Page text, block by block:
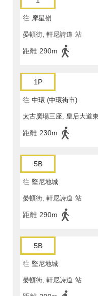
往 摩星嶺
晏頓街, 軒尼詩道 站
距離 290m
1P
往 中環 (中環街市)
太古廣場三座, 皇后大道東
距離 230m
5B
往 堅尼地城
晏頓街, 軒尼詩道 站
距離 290m
5B
往 堅尼地城
晏頓街, 軒尼詩道 站